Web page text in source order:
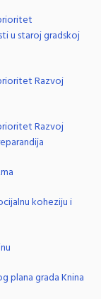
u staroj gradskoj
Razvoj
Razvoj
koheziju i
plana grada Knina